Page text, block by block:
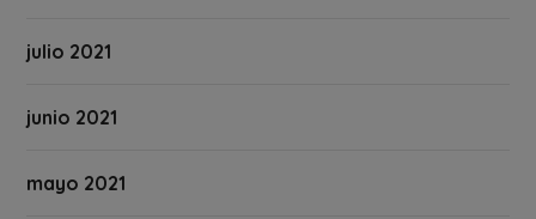
julio 2021
junio 2021
mayo 2021